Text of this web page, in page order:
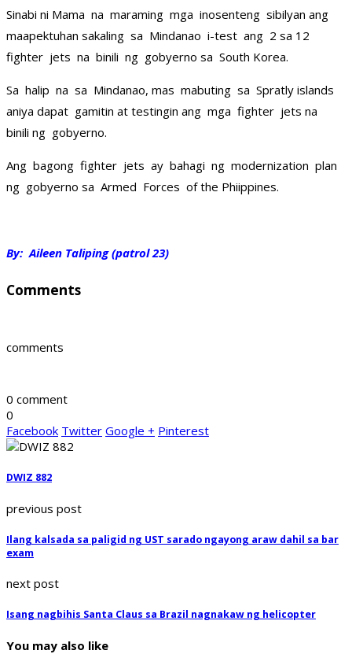
Sinabi ni Mama na maraming mga inosenteng sibilyan ang
maapektuhan sakaling sa Mindanao i-test ang 2 sa 12
fighter jets na binili ng gobyerno sa South Korea.
Sa halip na sa Mindanao, mas mabuting sa Spratly islands
aniya dapat gamitin at testingin ang mga fighter jets na
binili ng gobyerno.
Ang bagong fighter jets ay bahagi ng modernization plan
ng gobyerno sa Armed Forces of the Phiippines.
By: Aileen Taliping (patrol 23)
Comments
comments
0 comment
0
Facebook Twitter Google + Pinterest
DWIZ 882
previous post
Ilang kalsada sa paligid ng UST sarado ngayong araw dahil sa bar
exam
next post
Isang nagbihis Santa Claus sa Brazil nagnakaw ng helicopter
You may also like